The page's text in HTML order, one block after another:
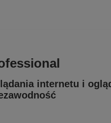
internetu i